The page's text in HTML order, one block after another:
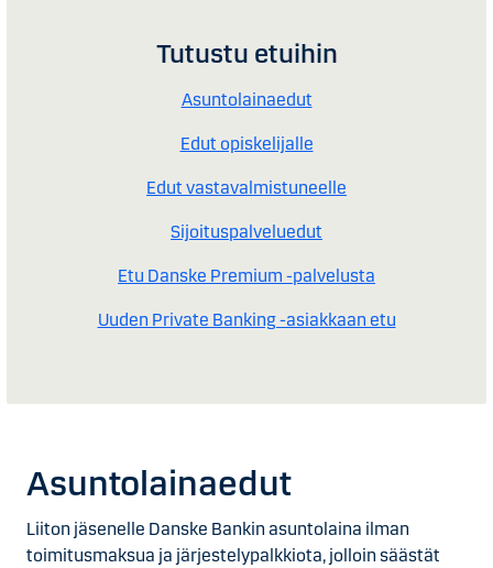
Tutustu etuihin
Asuntolainaedut
Edut opiskelijalle
Edut vastavalmistuneelle
Sijoituspalveluedut
Etu Danske Premium -palvelusta
Uuden Private Banking -asiakkaan etu
Asunto­lainaedut
Liiton jäsenelle Danske Bankin asuntolaina ilman
toimitusmaksua ja järjestelypalkkiota, jolloin säästät